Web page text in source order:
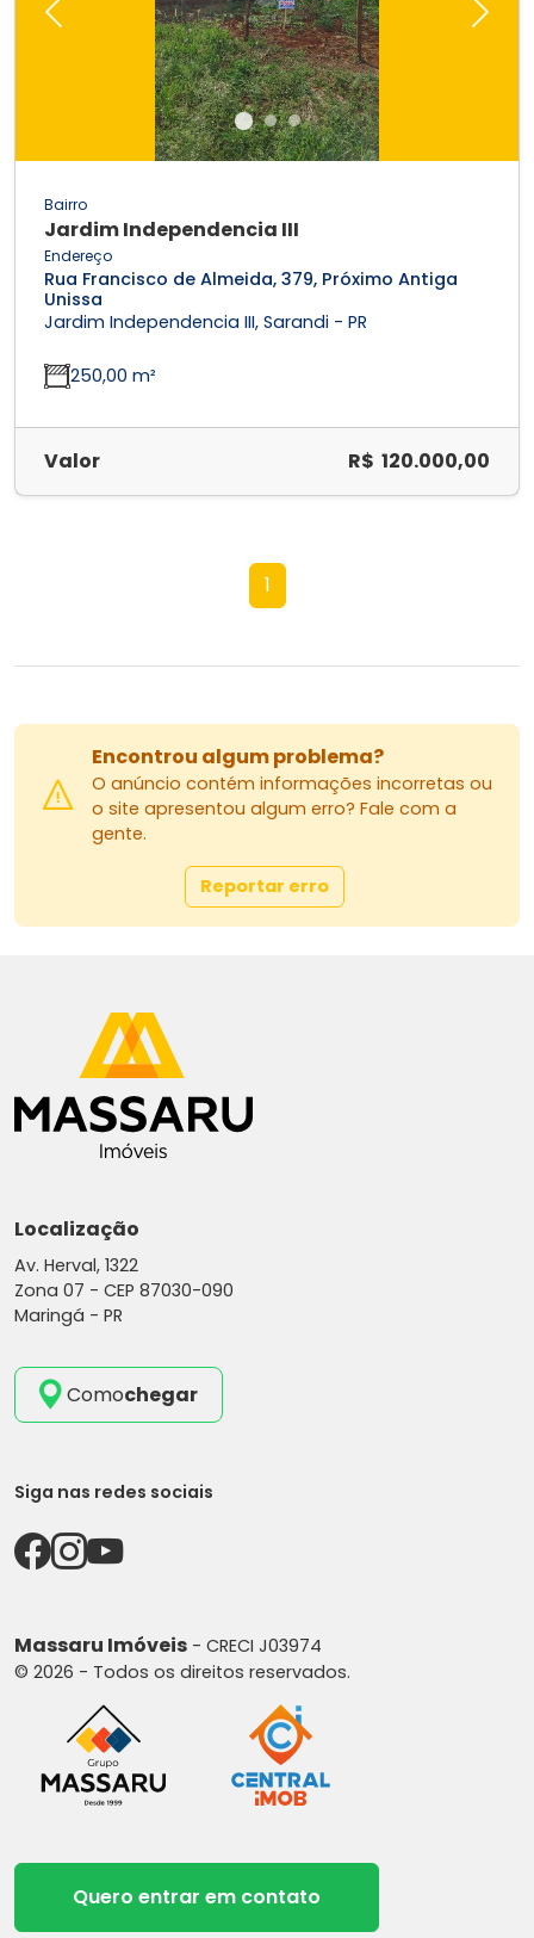
Previous Next
Bairro
Jardim Independencia III
Endereço
Rua Francisco de Almeida, 379, Próximo Antiga
Unissa
Jardim Independencia III, Sarandi - PR
250,00 m²
Valor R$ 120.000,00
1
Encontrou algum problema?
O anúncio contém informações incorretas ou
o site apresentou algum erro? Fale com a
gente.
Reportar erro
Localização
Av. Herval, 1322
Zona 07 - CEP 87030-090
Maringá - PR
Comochegar
Siga nas redes sociais
Massaru Imóveis - CRECI J03974
© 2026 - Todos os direitos reservados.
Quero entrar em contato